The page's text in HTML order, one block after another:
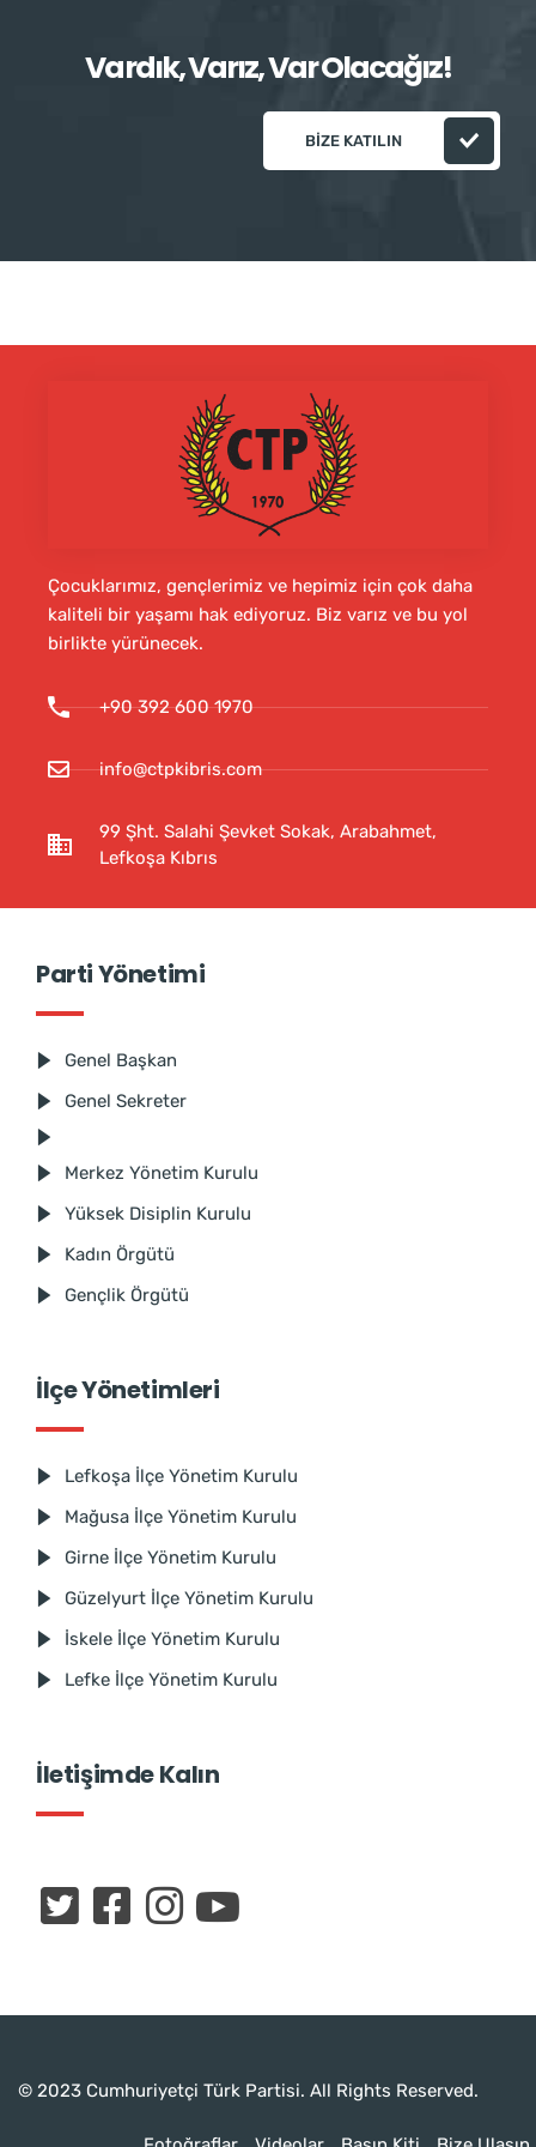
Vardık, Varız, Var Olacağız!
BIZE KATILIN
Çocuklarımız, gençlerimiz ve hepimiz için çok daha
kaliteli bir yaşamı hak ediyoruz. Biz varız ve bu yol
birlikte yürünecek.
+90 392 600 1970
info@ctpkibris.com
99 Şht. Salahi Şevket Sokak, Arabahmet,
Lefkoşa Kıbrıs
Parti Yönetimi
Genel Başkan
Genel Sekreter
Merkez Yönetim Kurulu
Yüksek Disiplin Kurulu
Kadın Örgütü
Gençlik Örgütü
İlçe Yönetimleri
Lefkoşa İlçe Yönetim Kurulu
Mağusa İlçe Yönetim Kurulu
Girne İlçe Yönetim Kurulu
Güzelyurt İlçe Yönetim Kurulu
İskele İlçe Yönetim Kurulu
Lefke İlçe Yönetim Kurulu
İletişimde Kalın
© 2023 Cumhuriyetçi Türk Partisi. All Rights Reserved.